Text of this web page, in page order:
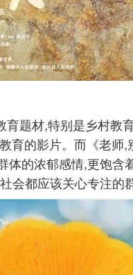
题材,特别是乡村教
育的影片。而《老师,
体的浓郁感情,更饱含
会都应该关心专注的群